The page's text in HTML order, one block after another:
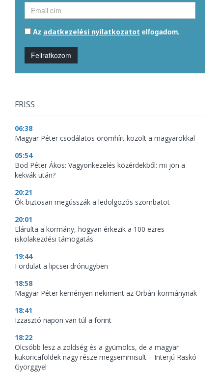
Az adatkezelési nyilatkozatot elfogadom.
Feliratkozom
FRISS
06:38
Magyar Péter csodálatos örömhírt közölt a magyarokkal
05:54
Bod Péter Ákos: Vagyonkezelés közérdekből: mi jön a
kekvák után?
20:21
Ők biztosan megússzák a ledolgozós szombatot
20:01
Elárulta a kormány, hogyan érkezik a 100 ezres
iskolakezdési támogatás
19:44
Fordulat a lipcsei drónügyben
18:58
Magyar Péter keményen nekiment az Orbán-kormánynak
18:41
Izzasztó napon van túl a forint
18:22
Olcsóbb lesz a zöldség és a gyümölcs, de a magyar
kukoricaföldek nagy része megsemmisült – Interjú Raskó
Györggyel